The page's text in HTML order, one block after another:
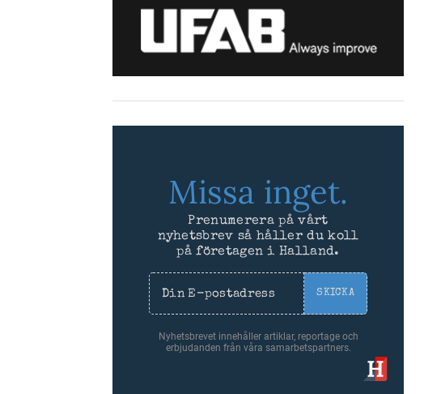
Missa inget.
Prenumerera på vårt
nyhetsbrev så håller du koll
på företagen i Halland.
SKICKA
Nyhetsbrevet innehåller artiklar, reportage och
erbjudanden från våra samarbetspartners.